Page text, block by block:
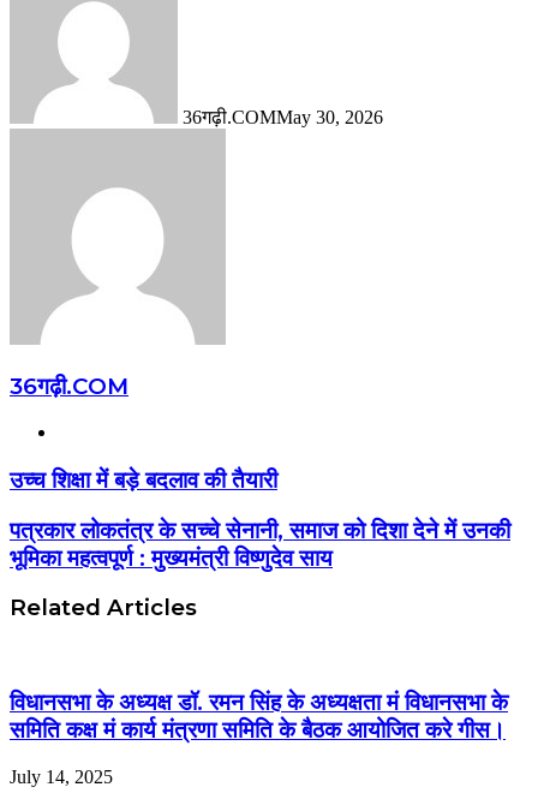
36गढ़ी.COMMay 30, 2026
36गढ़ी.COM
उच्च शिक्षा में बड़े बदलाव की तैयारी
पत्रकार लोकतंत्र के सच्चे सेनानी, समाज को दिशा देने में उनकी
भूमिका महत्वपूर्ण : मुख्यमंत्री विष्णुदेव साय
Related Articles
विधानसभा के अध्यक्ष डॉ. रमन सिंह के अध्यक्षता मं विधानसभा के
समिति कक्ष मं कार्य मंत्रणा समिति के बैठक आयोजित करे गीस।
July 14, 2025